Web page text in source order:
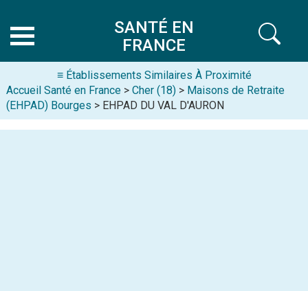
SANTÉ EN
FRANCE
≡ Établissements Similaires À Proximité
Accueil Santé en France > Cher (18) > Maisons de Retraite
(EHPAD) Bourges > EHPAD DU VAL D'AURON